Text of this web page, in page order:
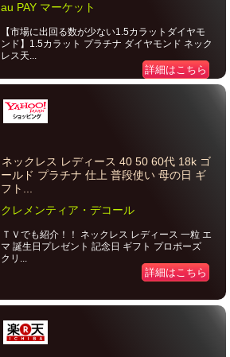
au PAY マーケット
【市場に出回る数が少ない1.5カラットダイヤモ
ンド】1.5カラット プラチナ ダイヤモンド ネック
レス天...
詳細はこちら
ネックレス レディース 40 50 60代 18k ゴ
ールド プラチナ 仕上 普段使い 母の日 ギ
フト...
クレメンティア・デコール
ＴＶでも紹介！！ ネックレス レディース 一粒 エ
マ 誕生日プレゼント 記念日 ギフト プロポーズ
クリ...
詳細はこちら